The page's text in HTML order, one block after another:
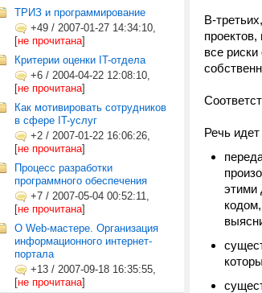
ТРИЗ и программирование
+49 / 2007-01-27 14:34:10,
[не прочитана]
Критерии оценки IT-отдела
+6 / 2004-04-22 12:08:10,
[не прочитана]
Как мотивировать сотрудников
в сфере IT-услуг
+2 / 2007-01-22 16:06:26,
[не прочитана]
Процесс разработки
программного обеспечения
+7 / 2007-05-04 00:52:11,
[не прочитана]
О Web-мастере. Организация
информационного интернет-
портала
+13 / 2007-09-18 16:35:55,
[не прочитана]
В-
все
Речь идет
этими